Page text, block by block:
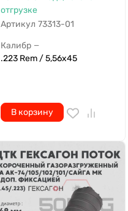
отгрузке
Артикул 73313-01
Калибр —
.223 Rem / 5,56x45
В корзину